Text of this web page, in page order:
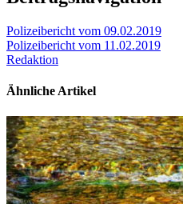
Polizeibericht vom 09.02.2019
Polizeibericht vom 11.02.2019
Redaktion
Ähnliche Artikel